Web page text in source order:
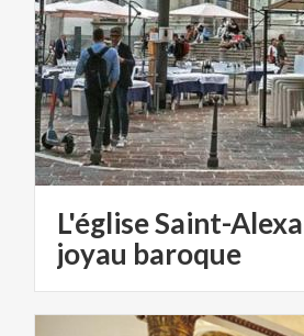
L'église Saint-
joyau baroque